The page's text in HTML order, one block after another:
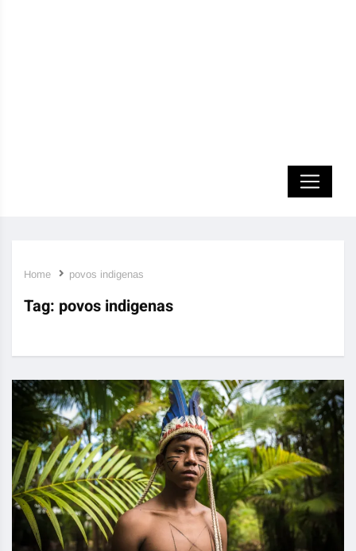
Home povos indigenas
Tag: povos indigenas